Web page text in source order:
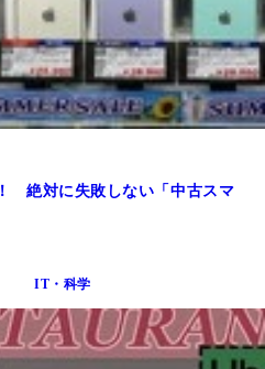
絶対に失敗しない「中古スマ
IT・科学